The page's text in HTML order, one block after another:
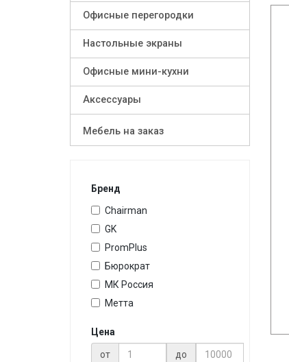
Офисные перегородки
Настольные экраны
Офисные мини-кухни
Аксессуары
Мебель на заказ
Бренд
Chairman
GK
PromPlus
Бюрократ
МК Россия
Метта
Цена
от до